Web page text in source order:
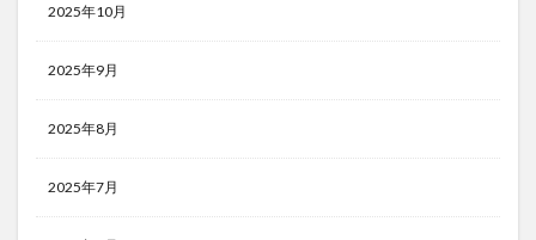
2025年10月
2025年9月
2025年8月
2025年7月